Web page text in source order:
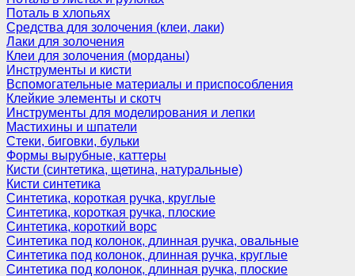
Поталь в хлопьях
Средства для золочения (клеи, лаки)
Лаки для золочения
Клеи для золочения (морданы)
Инструменты и кисти
Вспомогательные материалы и приспособления
Клейкие элементы и скотч
Инструменты для моделирования и лепки
Мастихины и шпатели
Стеки, биговки, бульки
Формы вырубные, каттеры
Кисти (синтетика, щетина, натуральные)
Кисти синтетика
Синтетика, короткая ручка, круглые
Синтетика, короткая ручка, плоские
Синтетика, короткий ворс
Синтетика под колонок, длинная ручка, овальные
Синтетика под колонок, длинная ручка, круглые
Синтетика под колонок, длинная ручка, плоские